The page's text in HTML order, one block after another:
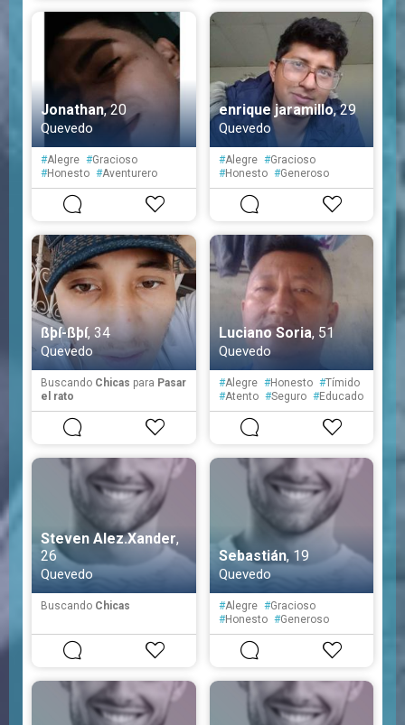
Jonathan, 20
Quevedo
#Alegre #Gracioso
#Honesto #Aventurero
#Sensible #Tímido
enrique jaramillo, 29
Quevedo
#Alegre #Gracioso
#Honesto #Generoso
#Aventurero #Optimista
Sensible
ßþí-ßþí, 34
Quevedo
Buscando Chicas para Pasar
el rato
Luciano Soria, 51
Quevedo
#Alegre #Honesto #Tímido
#Atento #Seguro #Educado
#Fiel
Steven Alez.Xander,
26
Quevedo
Buscando Chicas
Sebastián, 19
Quevedo
#Alegre #Gracioso
#Honesto #Generoso
#Introvertido #Extrovertido
Aventurero